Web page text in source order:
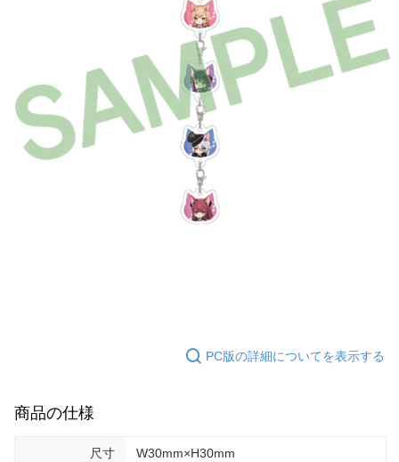
配送毎にNT$65、NT$1,300以上で送料無料
付款後7-11取貨
配送毎にNT$65、NT$1,300以上で送料無料
宅配-木棉花樂園專用
配送毎にNT$100、NT$1,300以上で送料無料
宅配-離島(澎湖/金門/馬祖)-木棉花樂園專用
PC版の詳細についてを表示する
商品の仕様
尺寸 W30mm×H30mm